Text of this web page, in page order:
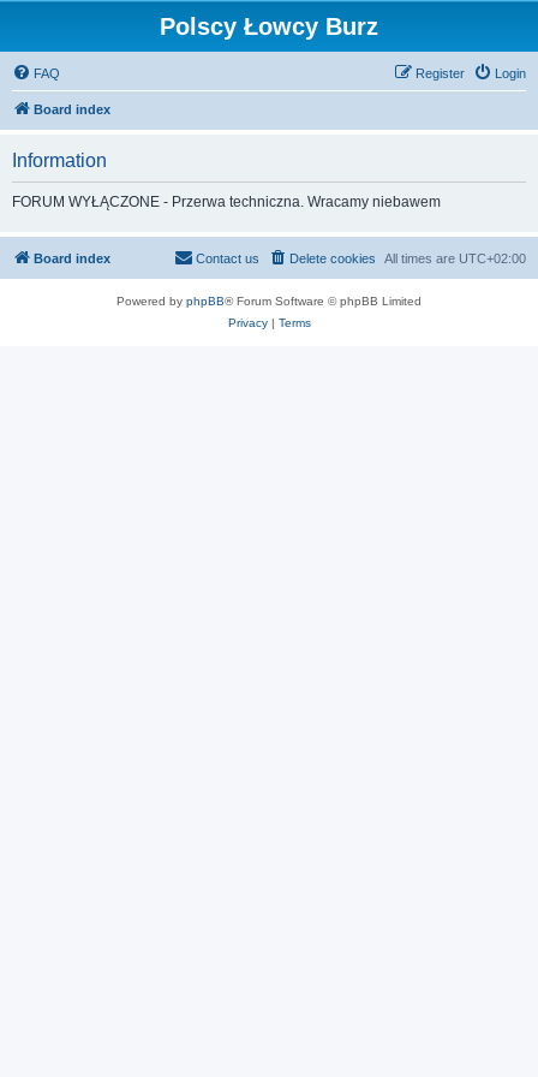
Polscy Łowcy Burz
FAQ Login
Register
Board index
Information
FORUM WYŁĄCZONE - Przerwa techniczna. Wracamy niebawem
Board index All times are UTC+02:00
Delete cookies
Contact us
Powered by phpBB® Forum Software © phpBB Limited
Privacy| Terms